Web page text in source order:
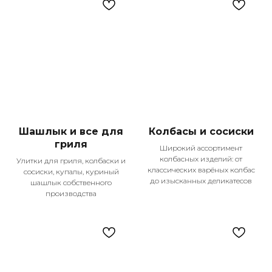
Шашлык и все для
гриля
Улитки для гриля, колбаски и
сосиски, купалы, куриный
шашлык собственного
производства
Колбасы и сосиски
Широкий ассортимент
колбасных изделий: от
классических варёных колбас
до изысканных деликатесов